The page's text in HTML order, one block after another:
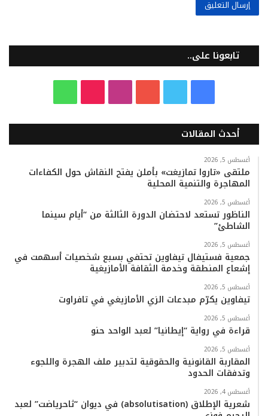
تابعونا على..
س
ب
و
ك
ي
ر
ت
ب
س
ت
ر
م
k
k
ت
س
ب
أحدث المقالات
أغسطس 5, 2026
ملتقى «تاروا تمازيغت» بأملن يفتح النقاش حول الكفاءات
المهاجرة والتنمية المحلية
أغسطس 5, 2026
الناظور تستعد لاحتضان الدورة الثالثة من “أيام سينما
الشاطئ”
أغسطس 5, 2026
جمعية فستيفال تيفاوين تحتفي بسبع شخصيات أسهمت في
إشعاع المنطقة وخدمة الثقافة الأمازيغية
أغسطس 5, 2026
تيفاوين يكرّم مبدعات الزي الأمازيغي في تافراوت
أغسطس 5, 2026
قراءة في رواية “إيطانيا” لعبد الواحد حنو
أغسطس 5, 2026
المقاربة القانونية والحقوقية لتدبير ملف الهجرة واللجوء
وتدفقات الحدود
أغسطس 4, 2026
شعرية الإطلاق (absolutisation) في ديوان “ثاحرياضت” لعبد